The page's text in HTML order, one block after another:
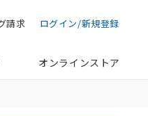
ログイン/新規登録
請求
オンラインストア